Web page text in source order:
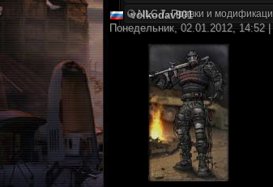
NLC 7. Правки и
volkodav901
Понедельник, 02.01.2012,